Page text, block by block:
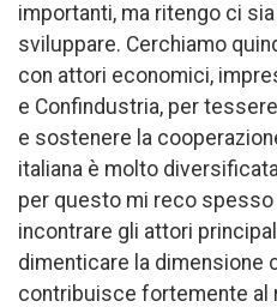
importanti, ma ritengo ci
sviluppare. Cerchiamo
con attori economici,
e Confindustria, per
e sostenere la
italiana è molto
per questo mi reco
incontrare gli attori
dimenticare la dimensione
contribuisce fortemente al